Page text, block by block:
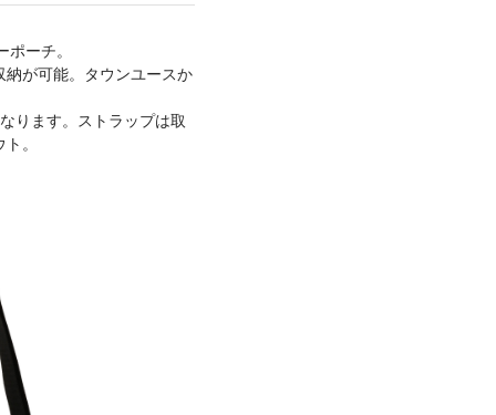
ーチ。
が可能。タウンユースか
ります。ストラップは取
。